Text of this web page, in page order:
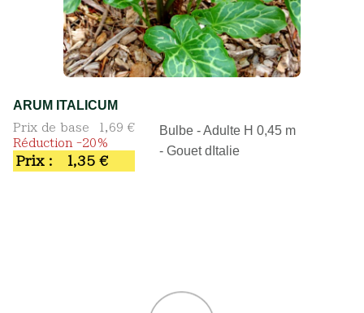
ARUM ITALICUM
Prix de base
1,69 €
Réduction -20%
Prix : 1,35 €
Bulbe - Adulte H 0,45 m
- Gouet dItalie